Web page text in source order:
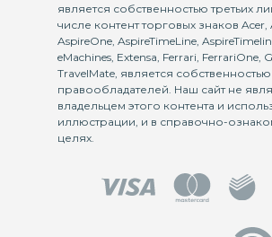
является собственностью третьих
числе контент торговых знаков Acer,
AspireOne, AspireTimeLine,
eMachines, Extensa, Ferrari, FerrariOne,
TravelMate, является
правообладателей. Наш сайт не
владельцем этого контента и
иллюстрации, и в справочно-
целях.